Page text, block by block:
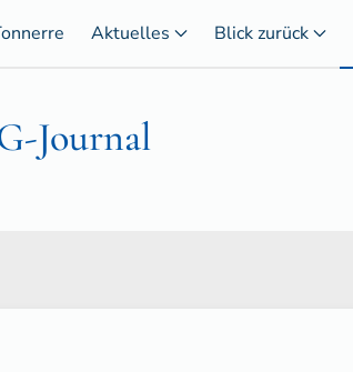
Aktuelles Blick zurück
Journal